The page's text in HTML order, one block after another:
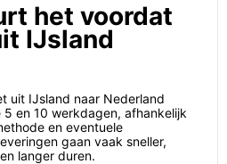
het voordat
IJsland
uit IJsland naar Nederland
en 10 werkdagen, afhankelijk
en eventuele
gaan vaak sneller,
langer duren.